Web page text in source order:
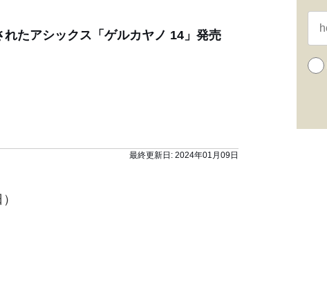
たアシックス「ゲルカヤノ 14」発売
最終更新日: 2024年01月09日